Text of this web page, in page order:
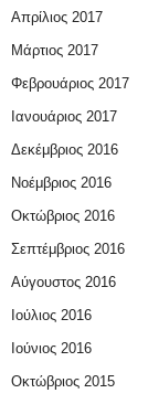
Απρίλιος 2017
Μάρτιος 2017
Φεβρουάριος 2017
Ιανουάριος 2017
Δεκέμβριος 2016
Νοέμβριος 2016
Οκτώβριος 2016
Σεπτέμβριος 2016
Αύγουστος 2016
Ιούλιος 2016
Ιούνιος 2016
Οκτώβριος 2015